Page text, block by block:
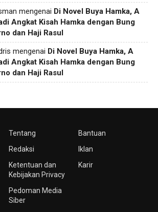
mengenai Di Novel Buya Hamka, A
Angkat Kisah Hamka dengan Bung
dan Haji Rasul
mengenai Di Novel Buya Hamka, A
Angkat Kisah Hamka dengan Bung
dan Haji Rasul
Tentang
Redaksi
Ketentuan dan
Kebijakan Privacy
Pedoman Media
Siber
Bantuan
Iklan
Karir